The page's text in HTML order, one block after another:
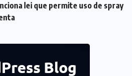
lei que permite uso de spray